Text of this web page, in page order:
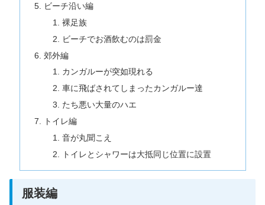
ビーチ沿い編
裸足族
ビーチでお酒飲むのは罰金
郊外編
カンガルーが突如現れる
車に飛ばされてしまったカンガルー達
たち悪い大量のハエ
トイレ編
音が丸聞こえ
トイレとシャワーは大抵同じ位置に設置
服装編